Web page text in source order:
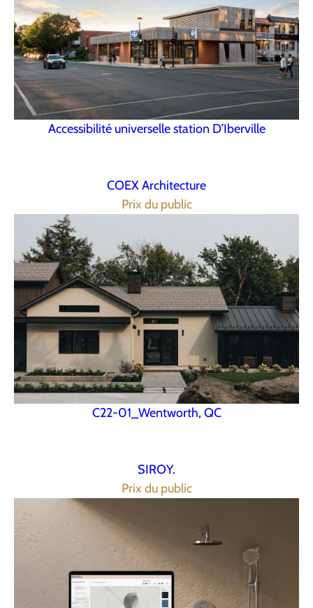
Accessibilité universelle station D’Iberville
COEX Architecture
Prix du public
C22-01_Wentworth, QC
SIROY.
Prix du public